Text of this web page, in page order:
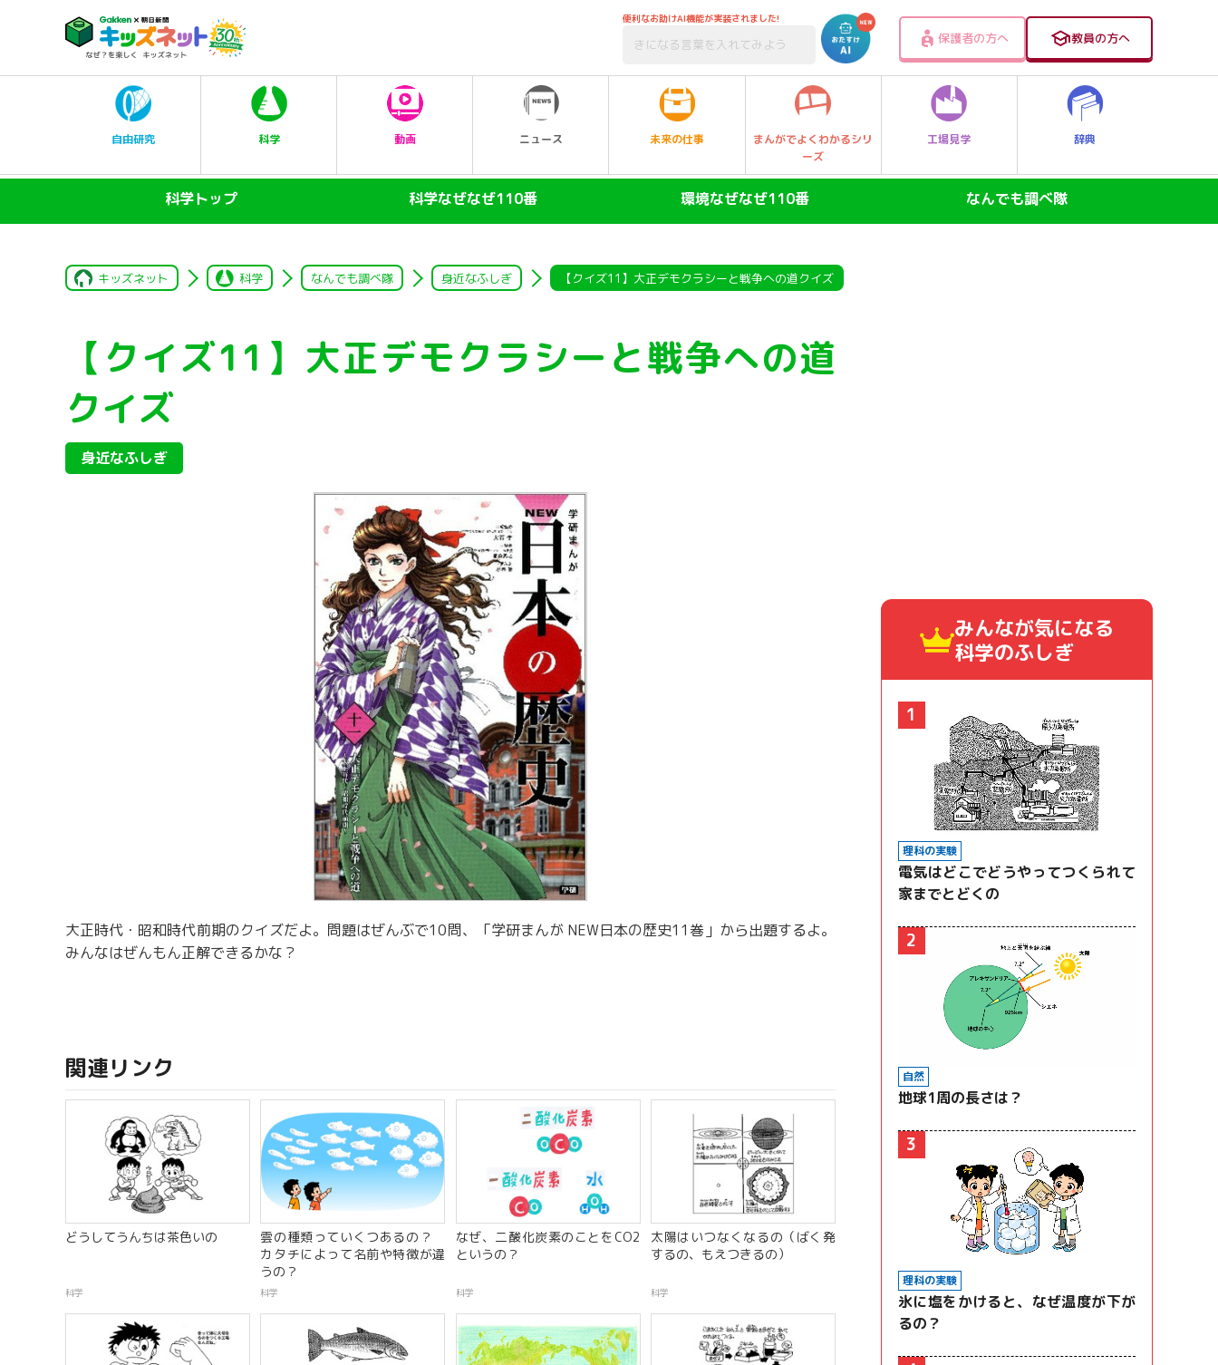
便利なお助けAI機能が実装されました!
保護者の方へ 教員の方へ
自由研究 科学 動画 ニュース 未来の仕事
まんがでよくわかるシリ
ーズ
工場見学 辞典
科学トップ 科学なぜなぜ110番
陸の動物
水の動物
宇宙
身近なふしぎ
理科の実験
環境なぜなぜ110番
自然・生物
ゴミ・リサイクル
なんでも調べ隊
キッズネット 科学 なんでも調べ隊 身近なふしぎ 【クイズ11】大正デモクラシーと戦争への道クイズ
【クイズ11】大正デモクラシーと戦争への道
クイズ
身近なふしぎ
大正時代・昭和時代前期のクイズだよ。問題はぜんぶで10問、「学研まんが NEW日本の歴史11巻」から出題するよ。
みんなはぜんもん正解できるかな？
関連リンク
どうしてうんちは茶色いの
科学
雲の種類っていくつあるの？
カタチによって名前や特徴が違
うの？
科学
なぜ、二酸化炭素のことをCO2
というの？
科学
太陽はいつなくなるの（ばく発
するの、もえつきるの）
科学
みんなが気になる
科学のふしぎ
1
理科の実験
電気はどこでどうやってつくられて
家までとどくの
2
自然
地球1周の長さは？
3
理科の実験
氷に塩をかけると、なぜ温度が下が
るの？